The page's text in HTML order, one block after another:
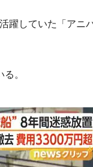
躍していた「アニ
。